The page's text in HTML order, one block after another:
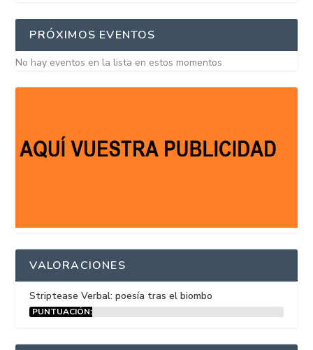
PRÓXIMOS EVENTOS
No hay eventos en la lista en estos momentos
VALORACIONES
Striptease Verbal: poesía tras el biombo
PUNTUACIÓN: